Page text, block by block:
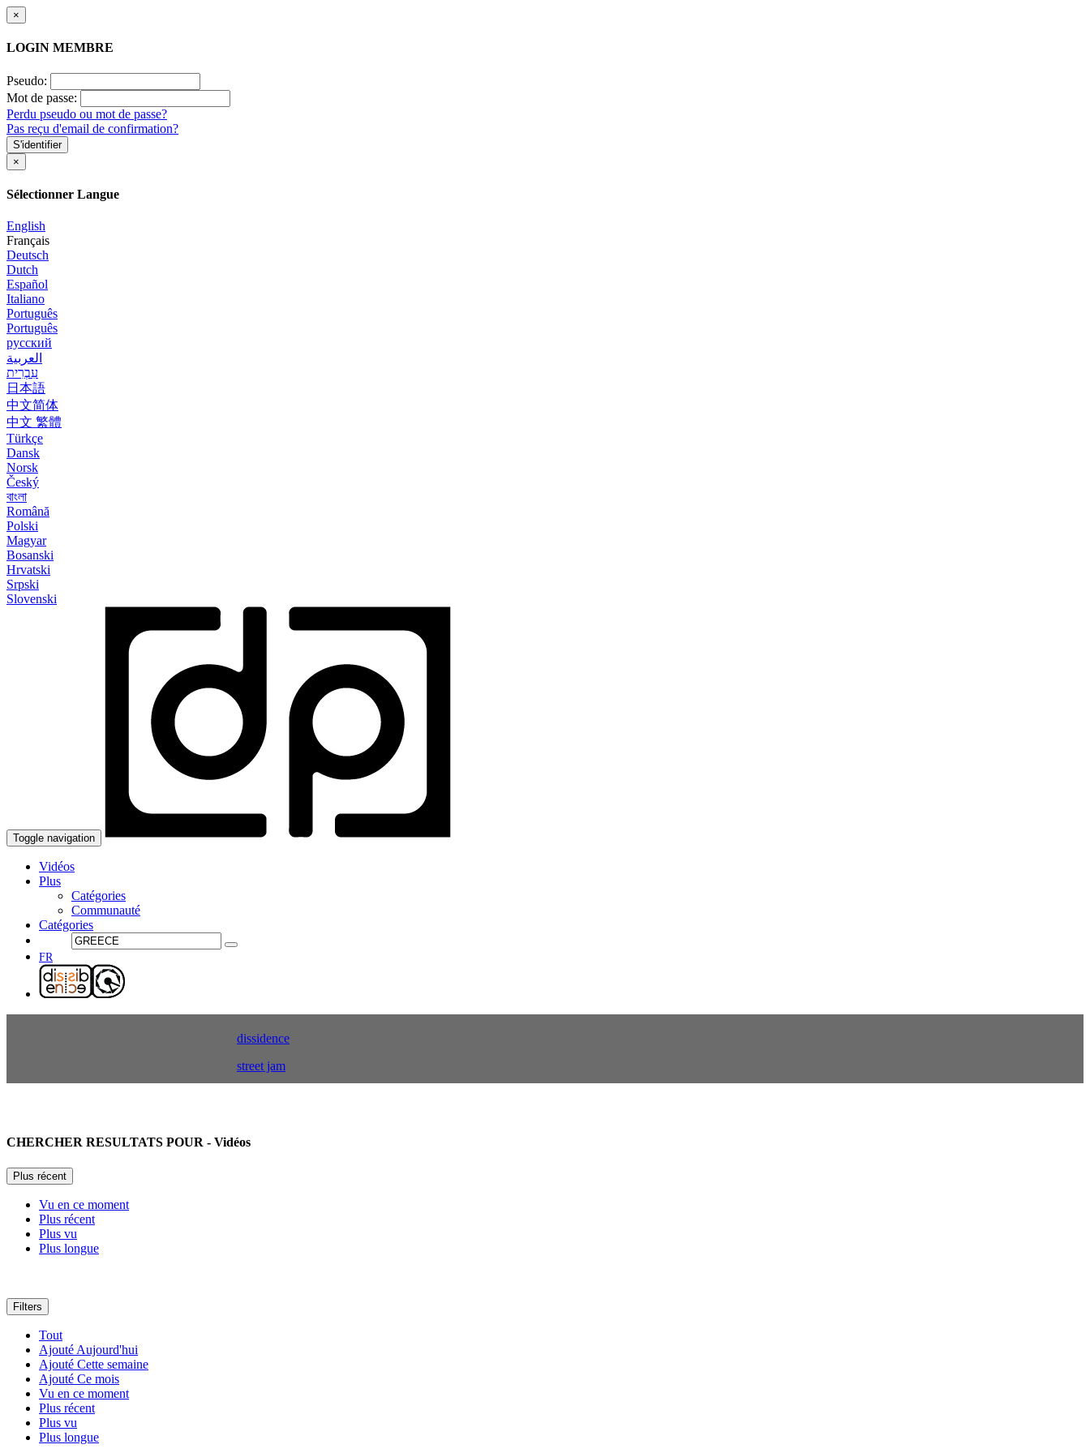
×
LOGIN MEMBRE
Pseudo:
Mot de passe:
Perdu pseudo ou mot de passe?
Pas reçu d'email de confirmation?
S'identifier
×
Sélectionner Langue
English
Français
Deutsch
Dutch
Español
Italiano
Português
Português
русский
العربية
עִבְרִית
日本語
中文简体
中文 繁體
Türkçe
Dansk
Norsk
Český
বাংলা
Română
Polski
Magyar
Bosanski
Hrvatski
Srpski
Slovenski
Toggle navigation
Vidéos
Plus
Catégories
Communauté
Catégories
FR
dissidence
street jam
eretic
CHERCHER RESULTATS POUR - Vidéos
Plus récent
Vu en ce moment
Plus récent
Plus vu
Plus longue
Filters
Tout
Ajouté Aujourd'hui
Ajouté Cette semaine
Ajouté Ce mois
Vu en ce moment
Plus récent
Plus vu
Plus longue